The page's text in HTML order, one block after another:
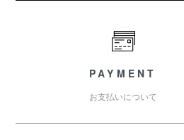
PAYMENT
お支払いについて